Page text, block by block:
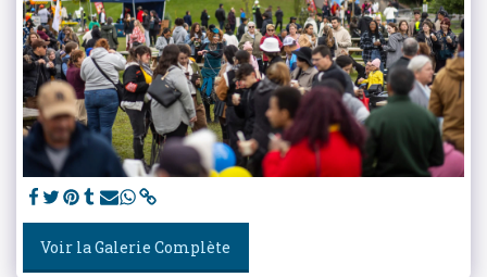
Voir la Galerie Complète